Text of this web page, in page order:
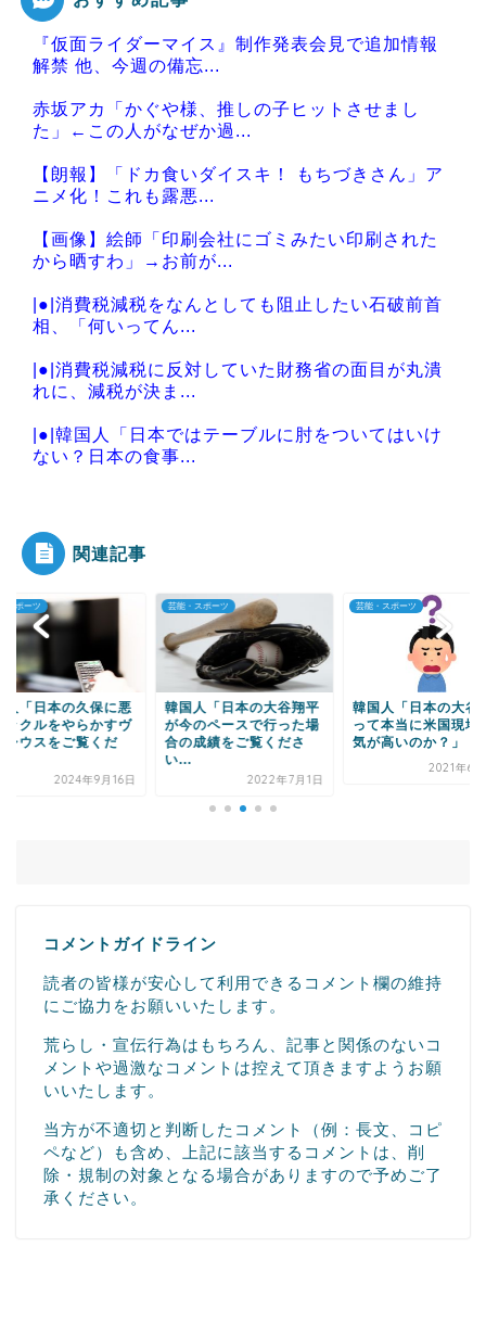
Powered by livedoor 相互RSS
『仮面ライダーマイス』制作発表会見で追加情報
解禁 他、今週の備忘...
赤坂アカ「かぐや様、推しの子ヒットさせまし
た」←この人がなぜか過...
【朗報】「ドカ食いダイスキ！ もちづきさん」ア
ニメ化！これも露悪...
【画像】絵師「印刷会社にゴミみたい印刷された
から晒すわ」→お前が...
|●|消費税減税をなんとしても阻止したい石破前首
相、「何いってん...
|●|消費税減税に反対していた財務省の面目が丸潰
れに、減税が決ま...
|●|韓国人「日本ではテーブルに肘をついてはいけ
ない？日本の食事...
Powered by livedoor 相互RSS
関連記事
スポーツ
人「日本の久保に悪
ックルをやらかすヴ
シウスをご覧くだ
2024年9月16日
芸能・スポーツ
韓国人「日本の大谷翔平
が今のペースで行った場
合の成績をご覧くださ
い...
2022年7月1日
芸能・スポーツ
韓国人「日本の大谷
って本当に米国現地
気が高いのか？」
2021年6
コメントガイドライン
読者の皆様が安心して利用できるコメント欄の維持
にご協力をお願いいたします。
荒らし・宣伝行為はもちろん、記事と関係のないコ
メントや過激なコメントは控えて頂きますようお願
いいたします。
当方が不適切と判断したコメント（例：長文、コピ
ペなど）も含め、上記に該当するコメントは、削
除・規制の対象となる場合がありますので予めご了
承ください。